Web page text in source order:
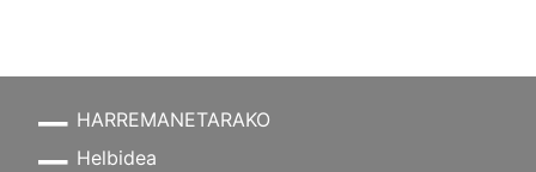
HARREMANETARAKO
Helbidea